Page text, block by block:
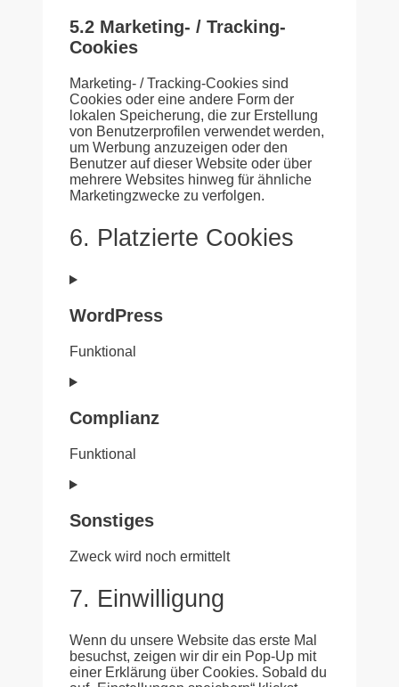
5.2 Marketing- / Tracking-
Cookies
Marketing- / Tracking-Cookies sind
Cookies oder eine andere Form der
lokalen Speicherung, die zur Erstellung
von Benutzerprofilen verwendet werden,
um Werbung anzuzeigen oder den
Benutzer auf dieser Website oder über
mehrere Websites hinweg für ähnliche
Marketingzwecke zu verfolgen.
6. Platzierte Cookies
WordPress
Funktional
Consent
service
wordpress
Complianz
Funktional
Consent
service
complianz
Sonstiges
Zweck wird noch ermittelt
Consent
to
sonstiges
7. Einwilligung
Wenn du unsere Website das erste Mal
besuchst, zeigen wir dir ein Pop-Up mit
einer Erklärung über Cookies. Sobald du